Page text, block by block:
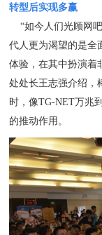
转型后实现多赢
“如今人们光顾网
代人更为渴望的是全
体验，在其中扮演着
处处长王志强介绍，
时，像TG-NET万兆
的推动作用。